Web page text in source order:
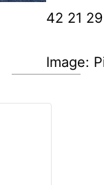
42 21
Image: